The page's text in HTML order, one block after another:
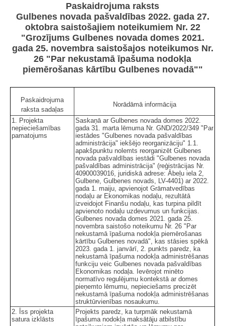
Paskaidrojuma raksts
Gulbenes novada pašvaldības 2022. gada 27.
oktobra saistošajiem noteikumiem Nr. 22
"Grozījums Gulbenes novada domes 2021.
gada 25. novembra saistošajos noteikumos Nr.
26 "Par nekustamā īpašuma nodokļa
piemērošanas kārtību Gulbenes novadā""
Paskaidrojuma
raksta sadaļas
Norādāmā informācija
1. Projekta
nepieciešamības
pamatojums
Saskaņā ar Gulbenes novada domes 2022.
gada 31. marta lēmuma Nr. GND/2022/349 "Par
iestādes "Gulbenes novada pašvaldības
administrācija" iekšējo reorganizāciju" 1.1.
apakšpunktu nolemts reorganizēt Gulbenes
novada pašvaldības iestādi "Gulbenes novada
pašvaldības administrācija" (reģistrācijas Nr.
40900039016, juridiskā adrese: Ābeļu iela 2,
Gulbene, Gulbenes novads, LV-4401) ar 2022.
gada 1. maiju, apvienojot Grāmatvedības
nodaļu ar Ekonomikas nodaļu, rezultātā
izveidojot Finanšu nodaļu, kas turpina pildīt
apvienoto nodaļu uzdevumus un funkcijas.
Gulbenes novada domes 2021. gada 25.
novembra saistošo noteikumu Nr. 26 "Par
nekustamā īpašuma nodokļa piemērošanas
kārtību Gulbenes novadā", kas stāsies spēkā
2023. gada 1. janvārī, 2. punkts paredz, ka
nekustamā īpašuma nodokļa administrēšanas
funkciju veic Gulbenes novada pašvaldības
Ekonomikas nodaļa. Ievērojot minēto
normatīvo regulējumu kontekstā ar domes
pieņemto lēmumu, nepieciešams precizēt
nekustamā īpašuma nodokļa administrēšanas
struktūrvienības nosaukumu.
2. Īss projekta
satura izklāsts
Projekts paredz, ka turpmāk nekustamā
īpašuma nodokļa maksātāju atbilstību